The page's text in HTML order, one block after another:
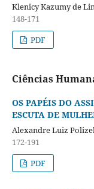
Klenicy Kazumy de
148-171
PDF
Ciências
OS PAPÉIS DO
ESCUTA DE
Alexandre Luiz
172-191
PDF